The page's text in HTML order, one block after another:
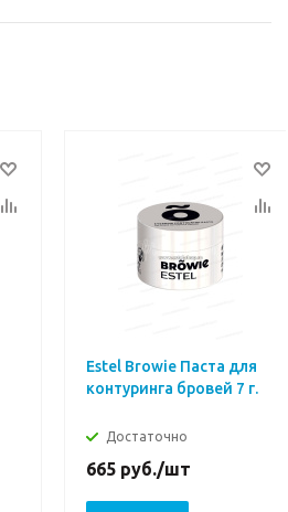
Estel Browie Паста для
контуринга бровей 7 г.
Достаточно
665 руб./шт